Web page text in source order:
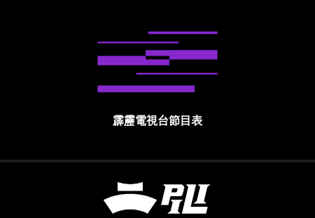
霹靂電視台節目表
霹靂國際多媒體股份有限公司 PILI